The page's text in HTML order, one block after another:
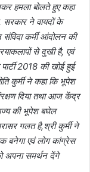
हमला बोलते हुए कहा
ने वायदों के
कर्मी आंदोलन की
से दुखी है, एवं
2018 की खोई हुई
कुर्मी ने कहा कि भूपेश
दिया तथा आज केंद्र
की भूपेश बघेल
गलत है,श्री कुर्मी ने
बनेगा एवं लोग कांग्रेस
अपना समर्थन देंगे